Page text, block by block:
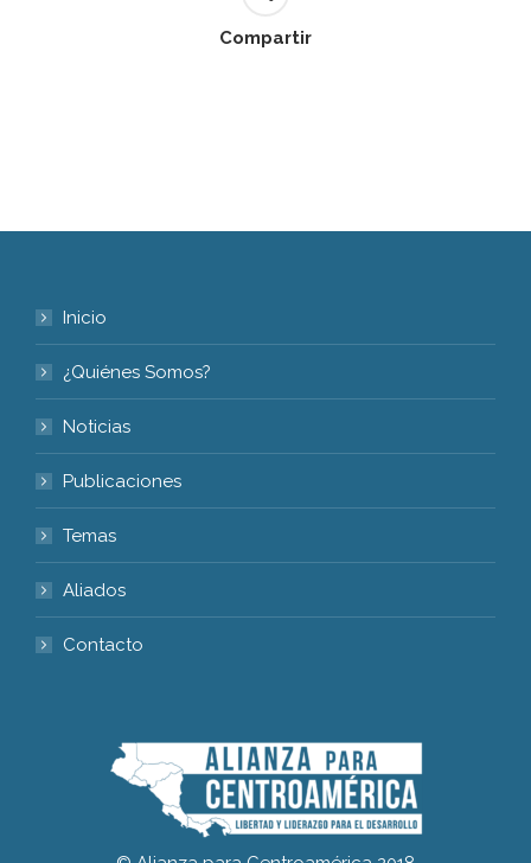
Compartir
Inicio
¿Quiénes Somos?
Noticias
Publicaciones
Temas
Aliados
Contacto